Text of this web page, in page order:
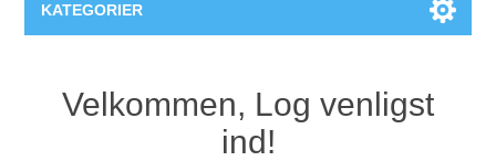
KATEGORIER
Velkommen, Log venligst
ind!